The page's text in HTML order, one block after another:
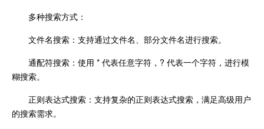
多种搜索方式：
文件名搜索：支持通过文件名、部分文件名进行搜索。
通配符搜索：使用 * 代表任意字符，? 代表一个字符，进行模
糊搜索。
正则表达式搜索：支持复杂的正则表达式搜索，满足高级用户
的搜索需求。